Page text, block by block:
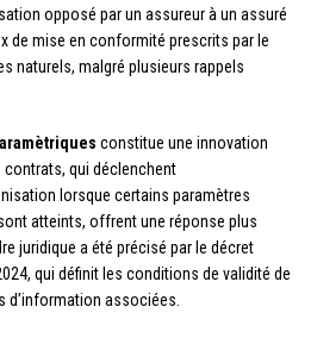
opposé par un assureur à un assuré
de mise en conformité prescrits par le
naturels, malgré plusieurs rappels
constitue une innovation
contrats, qui déclenchent
lorsque certains paramètres
atteints, offrent une réponse plus
juridique a été précisé par le décret
qui définit les conditions de validité de
associées.